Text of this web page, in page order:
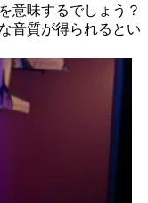
意味するでしょう？
音質が得られるとい